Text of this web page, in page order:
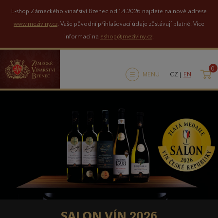
E-shop Zámeckého vinařství Bzenec od 1.4.2026 najdete na nové adrese
www.meziviny.cz. Vaše původní přihlašovací údaje zůstávají platné. Více
informací na eshop@meziviny.cz.
MENU CZ | EN
0